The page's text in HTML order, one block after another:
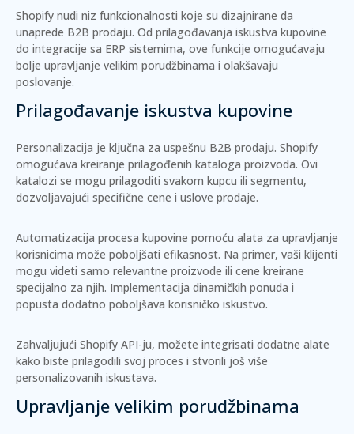
Shopify nudi niz funkcionalnosti koje su dizajnirane da
unaprede B2B prodaju. Od prilagođavanja iskustva kupovine
do integracije sa ERP sistemima, ove funkcije omogućavaju
bolje upravljanje velikim porudžbinama i olakšavaju
poslovanje.
Prilagođavanje iskustva kupovine
Personalizacija je ključna za uspešnu B2B prodaju. Shopify
omogućava kreiranje prilagođenih kataloga proizvoda. Ovi
katalozi se mogu prilagoditi svakom kupcu ili segmentu,
dozvoljavajući specifične cene i uslove prodaje.
Automatizacija procesa kupovine pomoću alata za upravljanje
korisnicima može poboljšati efikasnost. Na primer, vaši klijenti
mogu videti samo relevantne proizvode ili cene kreirane
specijalno za njih. Implementacija dinamičkih ponuda i
popusta dodatno poboljšava korisničko iskustvo.
Zahvaljujući Shopify API-ju, možete integrisati dodatne alate
kako biste prilagodili svoj proces i stvorili još više
personalizovanih iskustava.
Upravljanje velikim porudžbinama